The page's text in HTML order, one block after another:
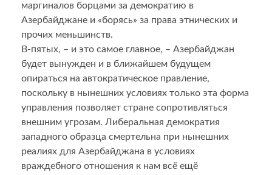
маргиналов борцами за демократию в
Азербайджане и «борясь» за права этнических и
прочих меньшинств.
В-пятых, – и это самое главное, – Азербайджан
будет вынужден и в ближайшем будущем
опираться на автократическое правление,
поскольку в нынешних условиях только эта форма
управления позволяет стране сопротивляться
внешним угрозам. Либеральная демократия
западного образца смертельна при нынешних
реалиях для Азербайджана в условиях
враждебного отношения к нам всё ещё